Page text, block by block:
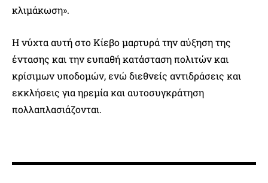
κλιμάκωση».
Η νύχτα αυτή στο Κίεβο μαρτυρά την αύξηση της
έντασης και την ευπαθή κατάσταση πολιτών και
κρίσιμων υποδομών, ενώ διεθνείς αντιδράσεις και
εκκλήσεις για ηρεμία και αυτοσυγκράτηση
πολλαπλασιάζονται.